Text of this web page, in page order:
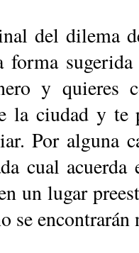
del dilema
sugerida
y quieres
la ciudad y te
Por alguna
cual
un lugar
se